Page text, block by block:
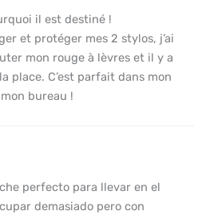
il est destiné !
et protéger mes 2 stylos, j’ai
mon rouge à lèvres et il y a
place. C’est parfait dans mon
bureau !
perfecto para llevar en el
demasiado pero con